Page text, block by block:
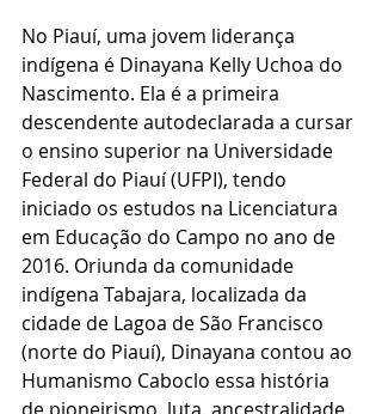
No Piauí, uma jovem liderança
indígena é Dinayana Kelly Uchoa do
Nascimento. Ela é a primeira
descendente autodeclarada a cursar
o ensino superior na Universidade
Federal do Piauí (UFPI), tendo
iniciado os estudos na Licenciatura
em Educação do Campo no ano de
2016. Oriunda da comunidade
indígena Tabajara, localizada da
cidade de Lagoa de São Francisco
(norte do Piauí), Dinayana contou ao
Humanismo Caboclo essa história